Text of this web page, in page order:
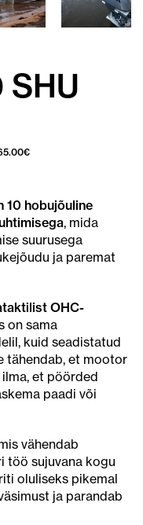
SHU
€
10 hobujõuline
, mida
suurusega
ja paremat
OHC-
on sama
kuid seadistatud
tähendab, et mootor
et pöörded
paadi või
vähendab
töö sujuvana kogu
oluliseks pikemal
ja parandab